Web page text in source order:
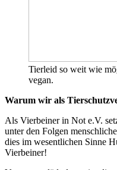
Tierleid so weit wie
vegan.
Warum wir als
Als Vierbeiner in Not e.V.
unter den Folgen
dies im wesentlichen Sinne
Vierbeiner!